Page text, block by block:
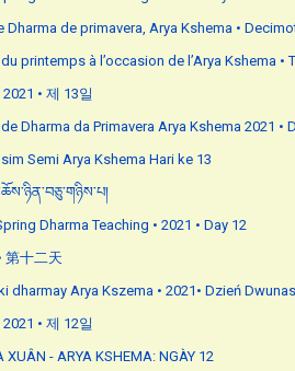
Dharma de primavera, Arya Kshema •
printemps à l’occasion de l’Arya Kshema •
• 제 13일
Dharma da Primavera Arya Kshema 2021 •
Semi Arya Kshema Hari ke 13
Dharma Teaching • 2021 • Day 12
第十二天
dharmay Arya Kszema • 2021• Dzień
• 제 12일
XUÂN - ARYA KSHEMA: NGÀY 12